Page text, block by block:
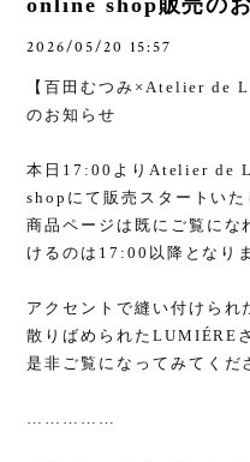
online shop販売の
2026/05/20 15:57
【百田むつみ ×Atelier de
のお知らせ
本日 17:00 より Atelier de
shop にて販売スタートいた
商品ページは既にご覧にな
けるのは 17:00 以降となり
アクセントで縫い付けられ
散りばめられた LUMIÉRE
是非ご覧になってみてくだ
……………